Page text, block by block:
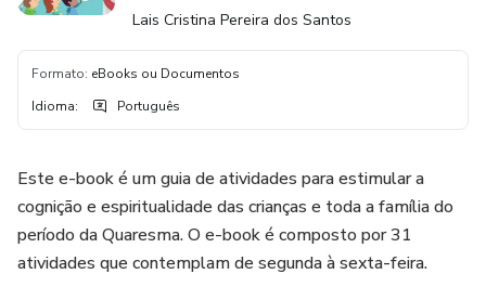
Lais Cristina Pereira dos Santos
Formato: eBooks ou Documentos
Idioma: Português
Este e-book é um guia de atividades para estimular a
cognição e espiritualidade das crianças e toda a família do
período da Quaresma. O e-book é composto por 31
atividades que contemplam de segunda à sexta-feira.